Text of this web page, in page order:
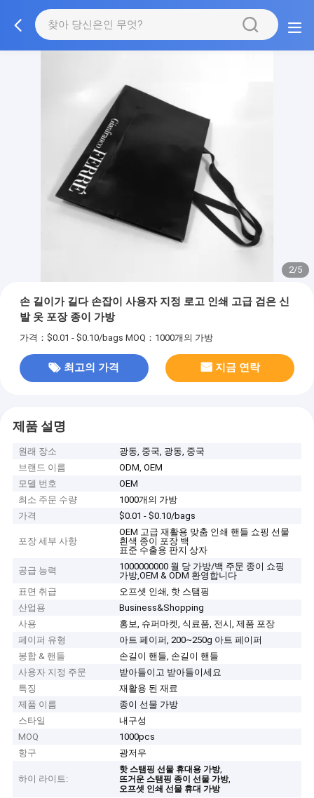
3/5
손 길이가 길다 손잡이 사용자 지정 로고 인쇄 고급 검은 신
발 옷 포장 종이 가방
가격：$0.01 - $0.10/bags MOQ：1000개의 가방
최고의 가격 지금 연락
제품 설명
원래 장소
광동, 중국, 광동, 중국
브랜드 이름
ODM, OEM
모델 번호
OEM
최소 주문 수량
1000개의 가방
가격
$0.01 - $0.10/bags
포장 세부 사항
OEM 고급 재활용 맞춤 인쇄 핸들 쇼핑 선물
흰색 종이 포장 백
표준 수출용 판지 상자
공급 능력
1000000000 월 당 가방/백 주문 종이 쇼핑
가방,OEM & ODM 환영합니다
표면 취급
오프셋 인쇄, 핫 스탬핑
산업용
Business&Shopping
사용
홍보, 슈퍼마켓, 식료품, 전시, 제품 포장
페이퍼 유형
아트 페이퍼, 200~250g 아트 페이퍼
봉합 & 핸들
손길이 핸들, 손길이 핸들
사용자 지정 주문
받아들이고 받아들이세요
특징
재활용 된 재료
제품 이름
종이 선물 가방
스타일
내구성
MOQ
1000pcs
항구
광저우
하이 라이트:
핫 스탬핑 선물 휴대용 가방,
뜨거운 스탬핑 종이 선물 가방,
오프셋 인쇄 선물 휴대 가방